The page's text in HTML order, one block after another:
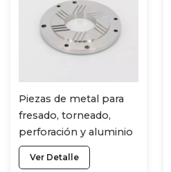
Piezas de metal para
fresado, torneado,
perforación y aluminio
CNC con certificación
CNC, accesorios y
Ver Detalle